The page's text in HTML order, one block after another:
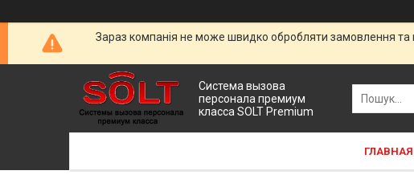
Зараз компанія не може швидко обробляти замовлення та
Cистема вызова
персонала премиум
класса SOLT Premium
ГЛАВНАЯ